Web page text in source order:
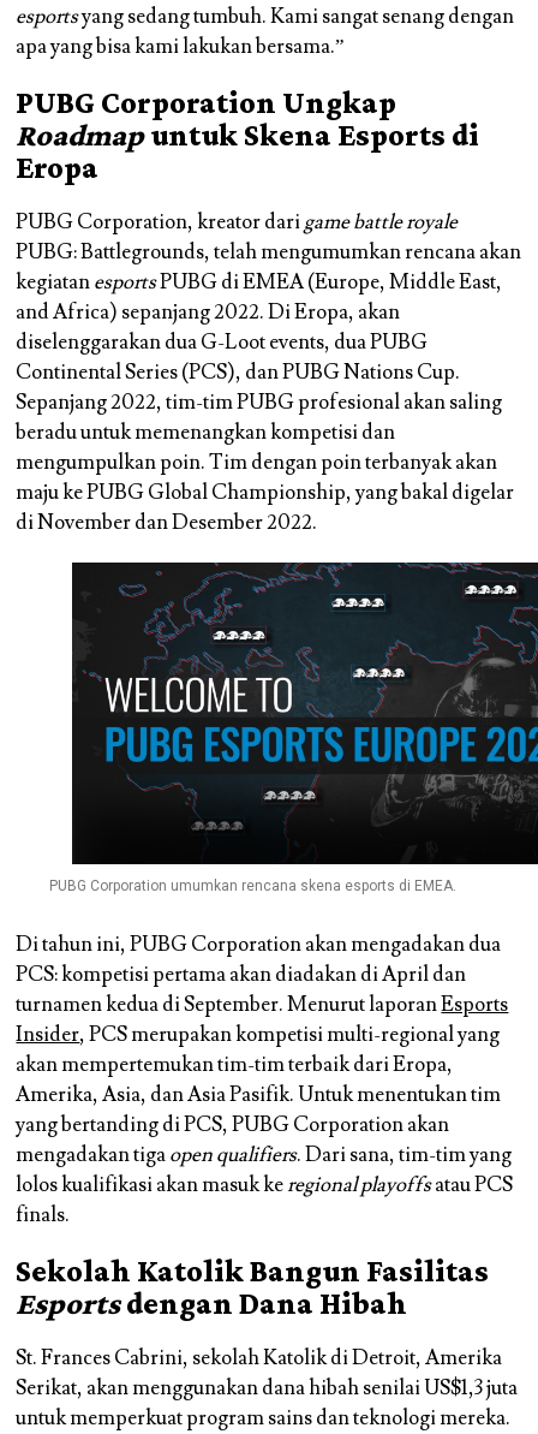
esportsyang sedang tumbuh. Kami sangat senang dengan
apa yang bisa kami lakukan bersama.”
PUBG Corporation Ungkap
Roadmapuntuk Skena Esports di
Eropa
PUBG Corporation, kreator darigame battle royale
PUBG: Battlegrounds, telah mengumumkan rencana akan
kegiatanesportsPUBG di EMEA (Europe, Middle East,
and Africa) sepanjang 2022. Di Eropa, akan
diselenggarakan duaG-Loot events, duaPUBG
Continental Series (PCS), danPUBG Nations Cup.
Sepanjang 2022, tim-tim PUBG profesional akan saling
beradu untuk memenangkan kompetisi dan
mengumpulkan poin. Tim dengan poin terbanyak akan
maju kePUBG Global Championship, yang bakal digelar
di November dan Desember 2022.
PUBG Corporation umumkan rencana skena esports di EMEA.
Di tahun ini, PUBG Corporation akan mengadakan dua
PCS: kompetisi pertama akan diadakan di April dan
turnamen kedua di September. Menurut laporanEsports
Insider, PCS merupakan kompetisi multi-regional yang
akan mempertemukan tim-tim terbaik dari Eropa,
Amerika, Asia, dan Asia Pasifik. Untuk menentukan tim
yang bertanding di PCS, PUBG Corporation akan
mengadakan tigaopen qualifiers. Dari sana, tim-tim yang
lolos kualifikasi akan masuk keregional playoffsatau PCS
finals.
Sekolah Katolik Bangun Fasilitas
Esportsdengan Dana Hibah
St. Frances Cabrini, sekolah Katolik di Detroit, Amerika
Serikat, akan menggunakan dana hibah senilai US$1,3 juta
untuk memperkuat program sains dan teknologi mereka.